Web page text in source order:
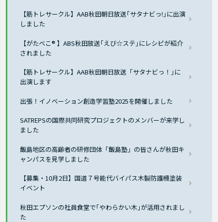
【筋トレサークル】AAB秋田朝日放送｢サタナビっ!｣に出演
しました
【がたべこ® 】ABS秋田放送｢えび☆ステ｣にレシピが紹介
されました
【筋トレサークル】AAB秋田朝日放送「サタナビっ！｣に
出演します
出張！イノベーション創造学習塾2025を開催しました
SATREPSの国際共同研究プロジェクトのメンバーが来学し
ました
飯島地区の高齢者の研修団体「飯島塾」の皆さんが秋田キ
ャンパスを見学しました
【募集・10月2日】国道７号能代バイパス木製防護柵塗装
イベント
秋田エプソンの社員食堂で｢やわらかい木｣が活用されまし
た